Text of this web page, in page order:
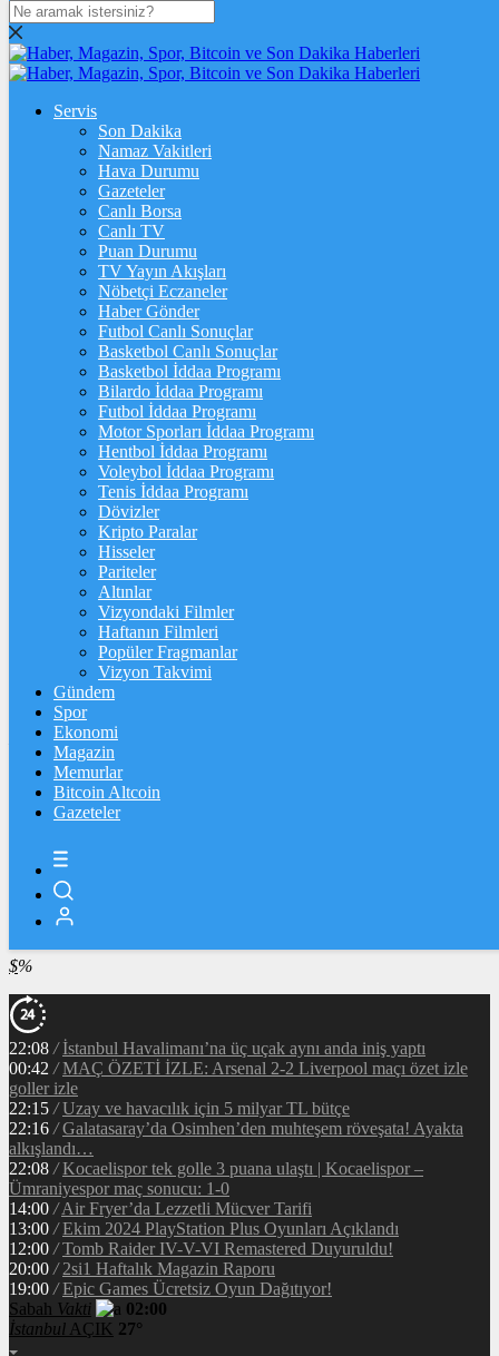
DOLAR
47,6013$% 0.06
% 0.07
STERLİN
% 0.16
GRAM ALTIN
%0,65
ÇEYREK ALTIN
10.674,00%1,03
TAM ALTIN
42.515,00%1,04
%0,61
%0,44
LİTECOİN
ETHEREUM
RİPPLE
TETHER
$%
Servis
Son Dakika
Namaz Vakitleri
Hava Durumu
Gazeteler
Canlı Borsa
Canlı TV
Puan Durumu
TV Yayın Akışları
Nöbetçi Eczaneler
Haber Gönder
Futbol Canlı Sonuçlar
Basketbol Canlı Sonuçlar
Basketbol İddaa Programı
Bilardo İddaa Programı
Futbol İddaa Programı
Motor Sporları İddaa Programı
Hentbol İddaa Programı
Voleybol İddaa Programı
Tenis İddaa Programı
Dövizler
Kripto Paralar
Hisseler
Pariteler
Altınlar
Vizyondaki Filmler
Haftanın Filmleri
Popüler Fragmanlar
Vizyon Takvimi
Gündem
Spor
Ekonomi
Magazin
Memurlar
Bitcoin Altcoin
Gazeteler
22:08 / İstanbul Havalimanı’na üç uçak aynı anda iniş yaptı
00:42 / MAÇ ÖZETİ İZLE: Arsenal 2-2 Liverpool maçı özet izle
goller izle
22:15 / Uzay ve havacılık için 5 milyar TL bütçe
22:16 / Galatasaray’da Osimhen’den muhteşem röveşata! Ayakta
alkışlandı…
22:08 / Kocaelispor tek golle 3 puana ulaştı | Kocaelispor –
Ümraniyespor maç sonucu: 1-0
14:00 / Air Fryer’da Lezzetli Mücver Tarifi
13:00 / Ekim 2024 PlayStation Plus Oyunları Açıklandı
12:00 / Tomb Raider IV-V-VI Remastered Duyuruldu!
20:00 / 2si1 Haftalık Magazin Raporu
19:00 / Epic Games Ücretsiz Oyun Dağıtıyor!
Sabah Vakti
02:00
İstanbul AÇIK 27°